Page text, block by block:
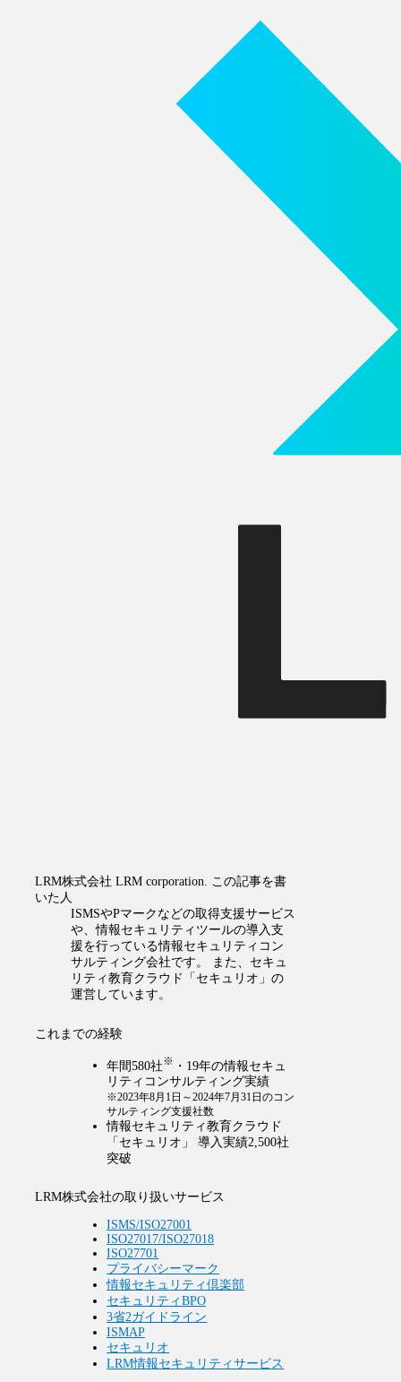
LRM株式会社 LRM corporation. この記事を書
いた人
ISMSやPマークなどの取得支援サービス
や、情報セキュリティツールの導入支
援を行っている情報セキュリティコン
サルティング会社です。 また、セキュ
リティ教育クラウド「セキュリオ」の
運営しています。
これまでの経験
年間580社※ ・19年の情報セキュ
リティコンサルティング実績
※2023年8月1日～2024年7月31日のコン
サルティング支援社数
情報セキュリティ教育クラウド
「セキュリオ」 導入実績2,500社
突破
LRM株式会社の取り扱いサービス
ISMS/ISO27001
ISO27017/ISO27018
ISO27701
プライバシーマーク
情報セキュリティ倶楽部
セキュリティBPO
3省2ガイドライン
ISMAP
セキュリオ
LRM情報セキュリティサービス